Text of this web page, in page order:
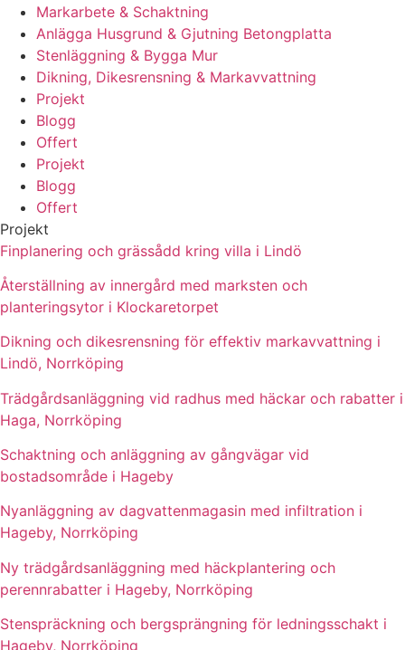
Markarbete & Schaktning
Anlägga Husgrund & Gjutning Betongplatta
Stenläggning & Bygga Mur
Dikning, Dikesrensning & Markavvattning
Projekt
Blogg
Offert
Projekt
Blogg
Offert
Projekt
Finplanering och grässådd kring villa i Lindö
Återställning av innergård med marksten och
planteringsytor i Klockaretorpet
Dikning och dikesrensning för effektiv markavvattning i
Lindö, Norrköping
Trädgårdsanläggning vid radhus med häckar och rabatter i
Haga, Norrköping
Schaktning och anläggning av gångvägar vid
bostadsområde i Hageby
Nyanläggning av dagvattenmagasin med infiltration i
Hageby, Norrköping
Ny trädgårdsanläggning med häckplantering och
perennrabatter i Hageby, Norrköping
Stenspräckning och bergsprängning för ledningsschakt i
Hageby, Norrköping